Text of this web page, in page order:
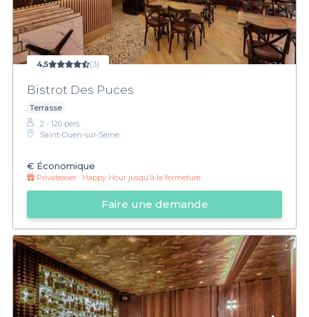
4,5 (3)
Bistrot Des Puces
Terrasse
2 - 120 pers.
Saint-Ouen-sur-Seine
€ Économique
Privateaser : Happy Hour jusqu'à la fermeture
Faire une demande